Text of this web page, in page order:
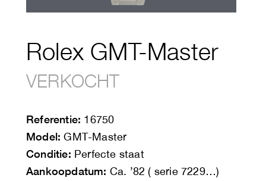
Rolex GMT-Master
VERKOCHT
Referentie: 16750
Model: GMT-Master
Conditie: Perfecte staat
Aankoopdatum: Ca. ’82 ( serie 7229…)